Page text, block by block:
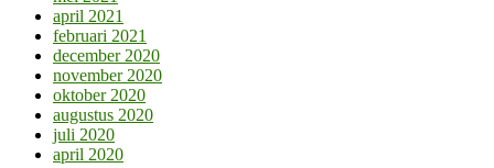
april 2021
februari 2021
december 2020
november 2020
oktober 2020
augustus 2020
juli 2020
april 2020